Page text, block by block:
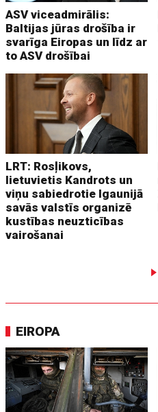
ASV viceadmirālis:
Baltijas jūras drošība ir
svarīga Eiropas un līdz ar
to ASV drošībai
LRT: Rosļikovs,
lietuvietis Kandrots un
viņu sabiedrotie Igaunijā
savās valstīs organizē
kustības neuzticības
vairošanai
EIROPA